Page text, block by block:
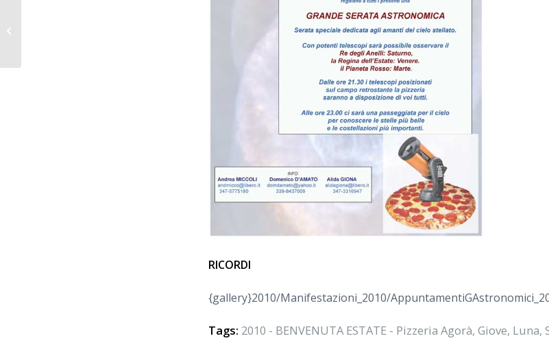
RICORDI
{gallery}2010/Manifestazioni_2010/
Tags: 2010 - BENVENUTA ESTATE - Pizzeria Agorà, Giove, Luna,